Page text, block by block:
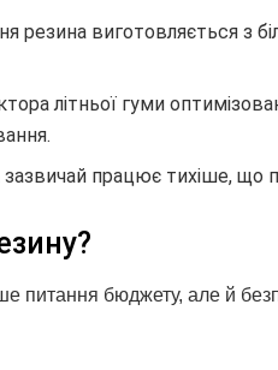
резина виготовляється з
літньої гуми
зазвичай працює тихіше, що
питання бюджету, але й